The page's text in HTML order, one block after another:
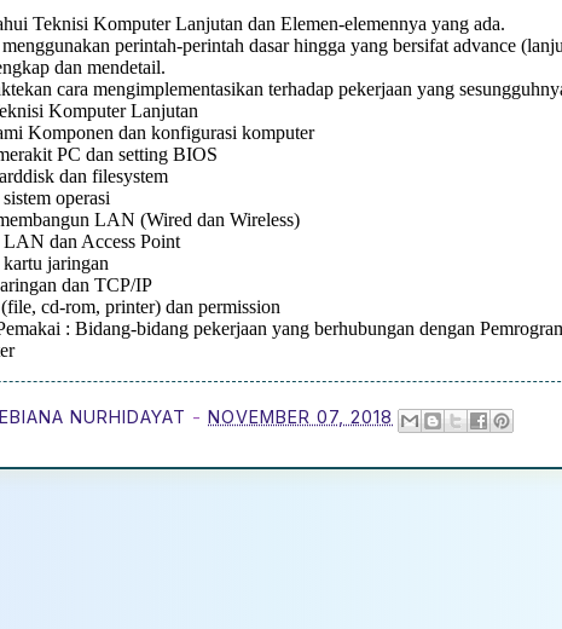
Teknisi Komputer Lanjutan dan Elemen-elemennya yang ada.
perintah-perintah dasar hingga yang bersifat advance
dan mendetail.
cara mengimplementasikan terhadap pekerjaan yang
Komputer Lanjutan
Komponen dan konfigurasi komputer
PC dan setting BIOS
dan filesystem
operasi
LAN (Wired dan Wireless)
LAN dan Access Point
jaringan
dan TCP/IP
cd-rom, printer) dan permission
: Bidang-bidang pekerjaan yang berhubungan dengan
NURHIDAYAT - NOVEMBER 07, 2018